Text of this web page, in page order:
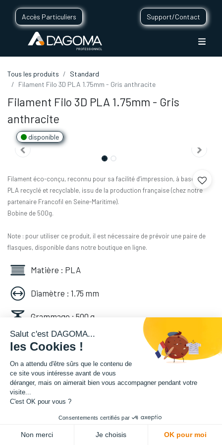
Accès Particuliers Support/Contact
Tous les produits
Standard
Filament Filo 3D PLA 1.75mm - Gris anthracite
Filament Filo 3D PLA 1.75mm - Gris
anthracite
disponible
Filament éco-conçu, reconnu pour sa facilité d’impression, à base de
PLA recyclé et recyclable, issu de la production française (chez notre
partenaire Francofil en Seine-Maritime).
Bobine de 500g.
Note : pour utiliser ce produit, il est nécessaire de prévoir une paire de
flasques, disponible dans notre boutique en ligne.
Matière : PLA
Diamètre : 1.75 mm
Grammage : 500 g
Couleur : Gris
Facilité d'utilisation : Accessible
Salut c'est DAGOMA...
les Cookies !
On a attendu d'être sûrs que le contenu de
ce site vous intéresse avant de vous
déranger, mais on aimerait bien vous accompagner pendant votre
visite...
C'est OK pour vous ?
Consentements certifiés par
Non merci Je choisis OK pour moi